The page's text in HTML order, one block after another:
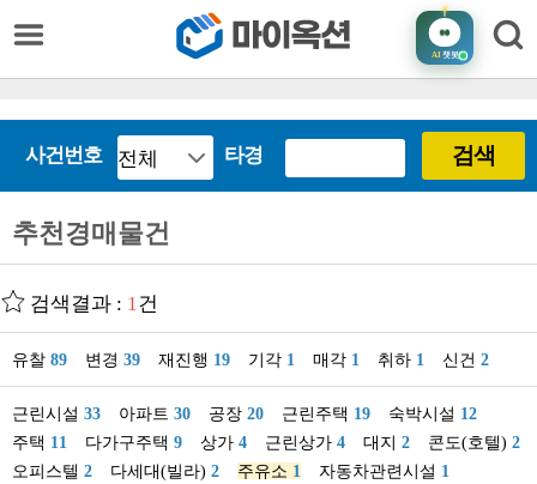
AI챗봇
사건번호 타경 검색
추천경매물건
검색결과 : 1건
유찰 89 변경 39 재진행 19 기각 1 매각 1 취하 1 신건 2
근린시설 33 아파트 30 공장 20 근린주택 19 숙박시설 12
주택 11 다가구주택 9 상가 4 근린상가 4 대지 2 콘도(호텔) 2
오피스텔 2 다세대(빌라) 2 주유소 1 자동차관련시설 1